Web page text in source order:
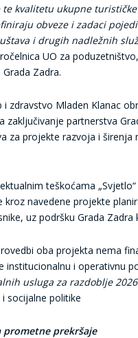
kvalitetu ukupne turističke
obveze i zadaci
i drugih nadležnih
UO za poduzetništvo,
Zadra.
i zdravstvo Mladen Klanac
zaključivanje partnerstva
za projekte razvoja i širenja
teškoćama
kroz navedene projekte
uz podršku Grada Zadra
oba projekta nema
institucionalnu i operativnu
usluga za razdoblje
socijalne politike
prometne prekršaje